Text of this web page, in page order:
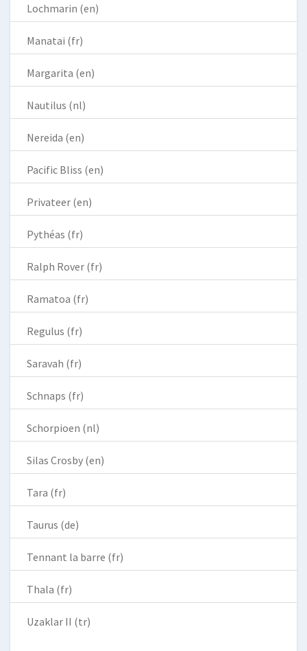
Lochmarin (en)
Manatai (fr)
Margarita (en)
Nautilus (nl)
Nereida (en)
Pacific Bliss (en)
Privateer (en)
Pythéas (fr)
Ralph Rover (fr)
Ramatoa (fr)
Regulus (fr)
Saravah (fr)
Schnaps (fr)
Schorpioen (nl)
Silas Crosby (en)
Tara (fr)
Taurus (de)
Tennant la barre (fr)
Thala (fr)
Uzaklar II (tr)